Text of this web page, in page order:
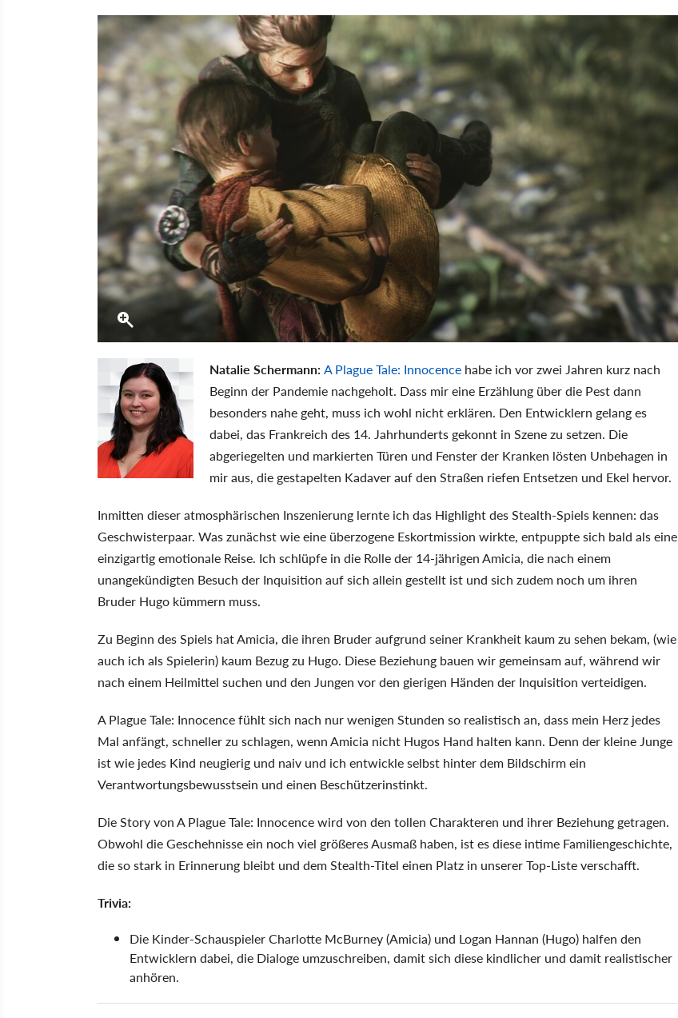
Natalie Schermann:A Plague Tale: Innocence habe ich vor zwei Jahren kurz nach
Beginn der Pandemie nachgeholt. Dass mir eine Erzählung über die Pest dann
besonders nahe geht, muss ich wohl nicht erklären. Den Entwicklern gelang es
dabei, das Frankreich des 14. Jahrhunderts gekonnt in Szene zu setzen. Die
abgeriegelten und markierten Türen und Fenster der Kranken lösten Unbehagen in
mir aus, die gestapelten Kadaver auf den Straßen riefen Entsetzen und Ekel hervor.
Inmitten dieser atmosphärischen Inszenierung lernte ich das Highlight des Stealth-Spiels kennen: das
Geschwisterpaar. Was zunächst wie eine überzogene Eskortmission wirkte, entpuppte sich bald als eine
einzigartig emotionale Reise. Ich schlüpfe in die Rolle der 14-jährigen Amicia, die nach einem
unangekündigten Besuch der Inquisition auf sich allein gestellt ist und sich zudem noch um ihren
Bruder Hugo kümmern muss.
Zu Beginn des Spiels hat Amicia, die ihren Bruder aufgrund seiner Krankheit kaum zu sehen bekam, (wie
auch ich als Spielerin) kaum Bezug zu Hugo. Diese Beziehung bauen wir gemeinsam auf, während wir
nach einem Heilmittel suchen und den Jungen vor den gierigen Händen der Inquisition verteidigen.
A Plague Tale: Innocence fühlt sich nach nur wenigen Stunden so realistisch an, dass mein Herz jedes
Mal anfängt, schneller zu schlagen, wenn Amicia nicht Hugos Hand halten kann. Denn der kleine Junge
ist wie jedes Kind neugierig und naiv und ich entwickle selbst hinter dem Bildschirm ein
Verantwortungsbewusstsein und einen Beschützerinstinkt.
Die Story von A Plague Tale: Innocence wird von den tollen Charakteren und ihrer Beziehung getragen.
Obwohl die Geschehnisse ein noch viel größeres Ausmaß haben, ist es diese intime Familiengeschichte,
die so stark in Erinnerung bleibt und dem Stealth-Titel einen Platz in unserer Top-Liste verschafft.
Trivia:
Die Kinder-Schauspieler Charlotte McBurney (Amicia) und Logan Hannan (Hugo) halfen den
Entwicklern dabei, die Dialoge umzuschreiben, damit sich diese kindlicher und damit realistischer
anhören.